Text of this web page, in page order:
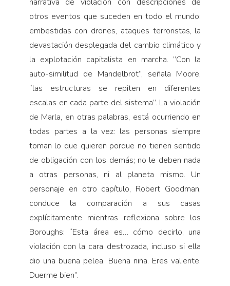
otros eventos que suceden en todo el mundo:
embestidas con drones, ataques terroristas, la
devastación desplegada del cambio climático y
la explotación capitalista en marcha. ”Con la
auto-similitud de Mandelbrot”, señala Moore,
“las estructuras se repiten en diferentes
escalas en cada parte del sistema”. La violación
de Marla, en otras palabras, está ocurriendo en
todas partes a la vez: las personas siempre
toman lo que quieren porque no tienen sentido
de obligación con los demás; no le deben nada
a otras personas, ni al planeta mismo. Un
personaje en otro capítulo, Robert Goodman,
conduce la comparación a sus casas
explícitamente mientras reflexiona sobre los
Boroughs: “Esta área es… cómo decirlo, una
violación con la cara destrozada, incluso si ella
dio una buena pelea. Buena niña. Eres valiente.
Duerme bien”.